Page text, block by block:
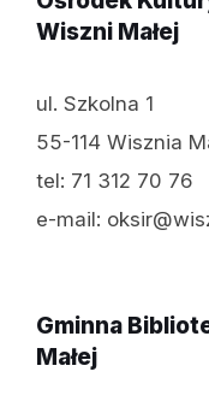
Wiszni Małej
ul. Szkolna 1
55-114 Wisznia
tel: 71 312 70 76
e-mail:
Gminna
Małej